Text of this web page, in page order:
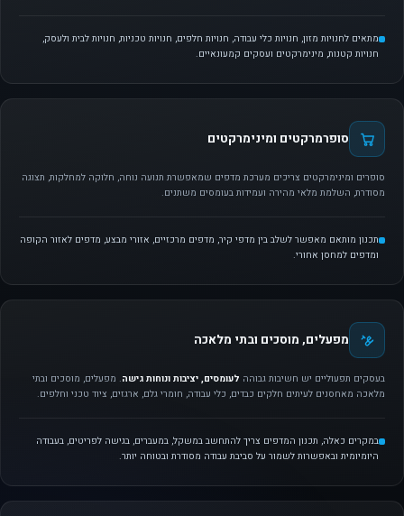
מתאים לחנויות מזון, חנויות כלי עבודה, חנויות חלפים, חנויות טכניות, חנויות לבית ולעסק,
חנויות קטנות, מינימרקטים ועסקים קמעונאיים.
סופרמרקטים ומינימרקטים
סופרים ומינימרקטים צריכים מערכת מדפים שמאפשרת תנועה נוחה, חלוקה למחלקות, תצוגה
מסודרת, השלמת מלאי מהירה ועמידות בעומסים משתנים.
תכנון מותאם מאפשר לשלב בין מדפי קיר, מדפים מרכזיים, אזורי מבצע, מדפים לאזור הקופה
ומדפים למחסן אחורי.
מפעלים, מוסכים ובתי מלאכה
בעסקים תפעוליים יש חשיבות גבוהה לעומסים, יציבות ונוחות גישה. מפעלים, מוסכים ובתי
מלאכה מאחסנים לעיתים חלקים כבדים, כלי עבודה, חומרי גלם, ארגזים, ציוד טכני וחלפים.
במקרים כאלה, תכנון המדפים צריך להתחשב במשקל, במעברים, בגישה לפריטים, בעבודה
היומיומית ובאפשרות לשמור על סביבת עבודה מסודרת ובטוחה יותר.